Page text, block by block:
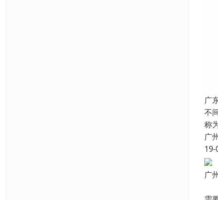
广
不
称
广
19-
广